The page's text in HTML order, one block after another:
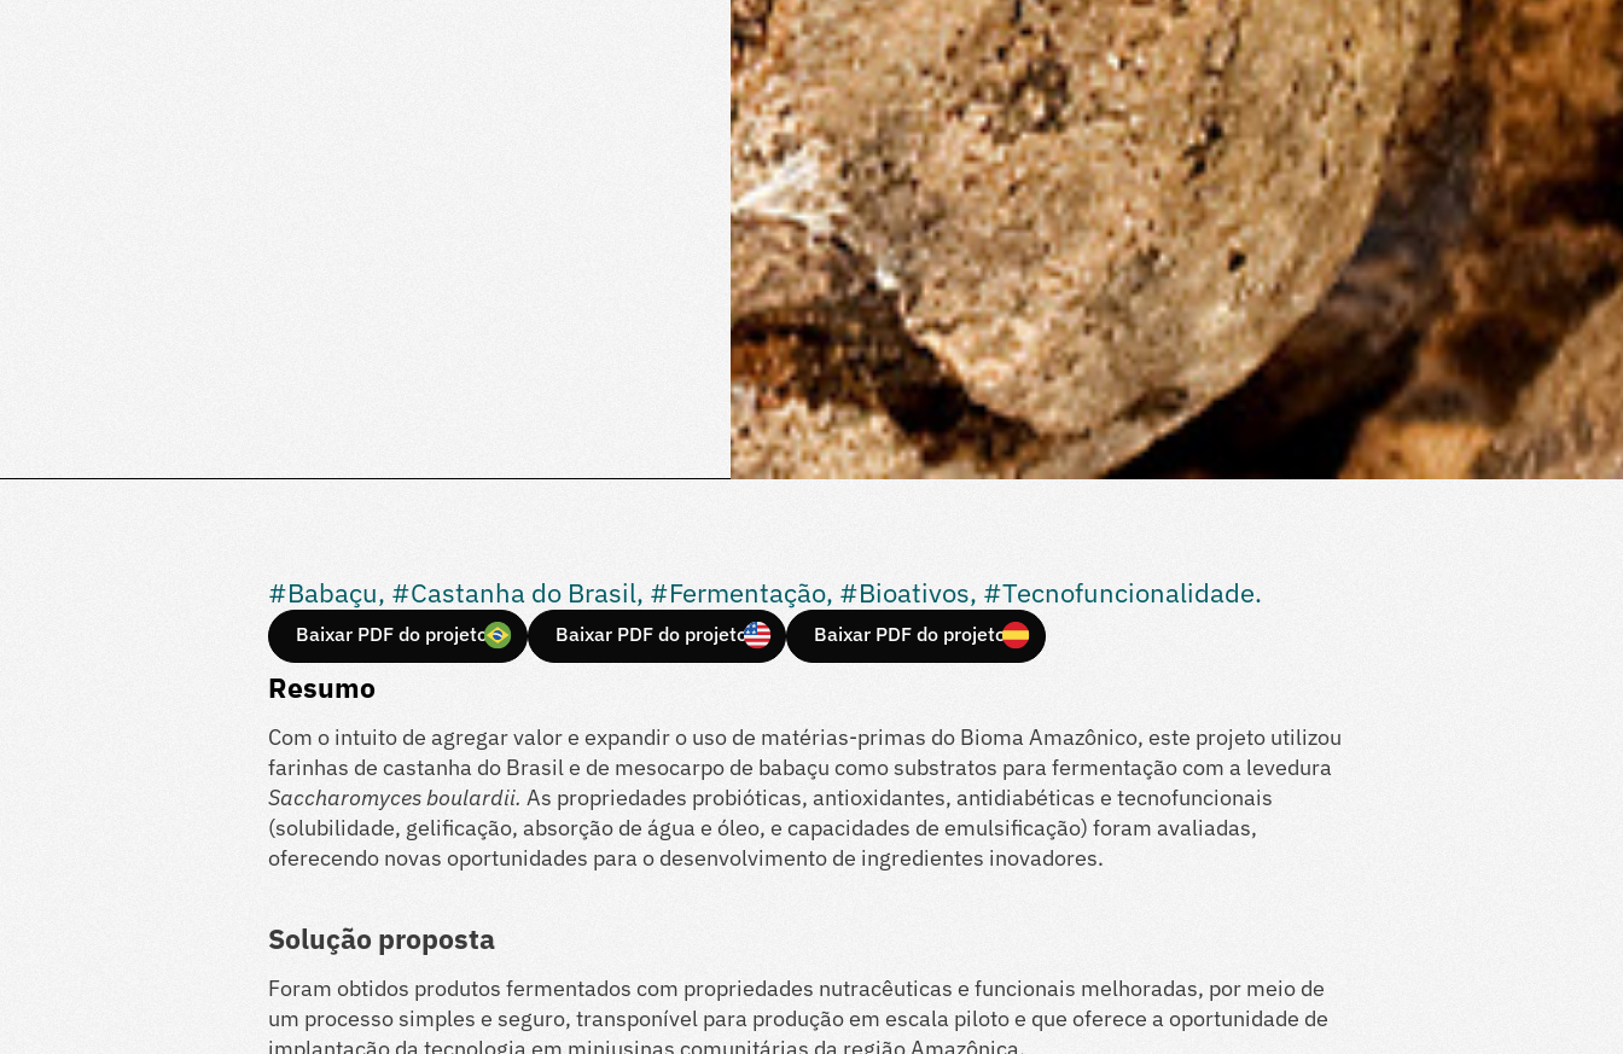
#Babaçu, #Castanha do Brasil, #Fermentação, #Bioativos, #Tecnofuncionalidade.
Baixar PDF do projeto Baixar PDF do projeto Baixar PDF do projeto
Resumo
Com o intuito de agregar valor e expandir o uso de matérias-primas do Bioma Amazônico, este projeto utilizou
farinhas de castanha do Brasil e de mesocarpo de babaçu como substratos para fermentação com a levedura
Saccharomyces boulardii. As propriedades probióticas, antioxidantes, antidiabéticas e tecnofuncionais
(solubilidade, gelificação, absorção de água e óleo, e capacidades de emulsificação) foram avaliadas,
oferecendo novas oportunidades para o desenvolvimento de ingredientes inovadores.
Solução proposta
Foram obtidos produtos fermentados com propriedades nutracêuticas e funcionais melhoradas, por meio de
um processo simples e seguro, transponível para produção em escala piloto e que oferece a oportunidade de